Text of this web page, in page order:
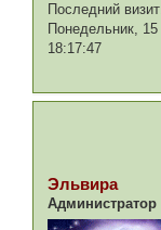
Последний
Понедельник,
18:17:47
Эльвира
Администратор